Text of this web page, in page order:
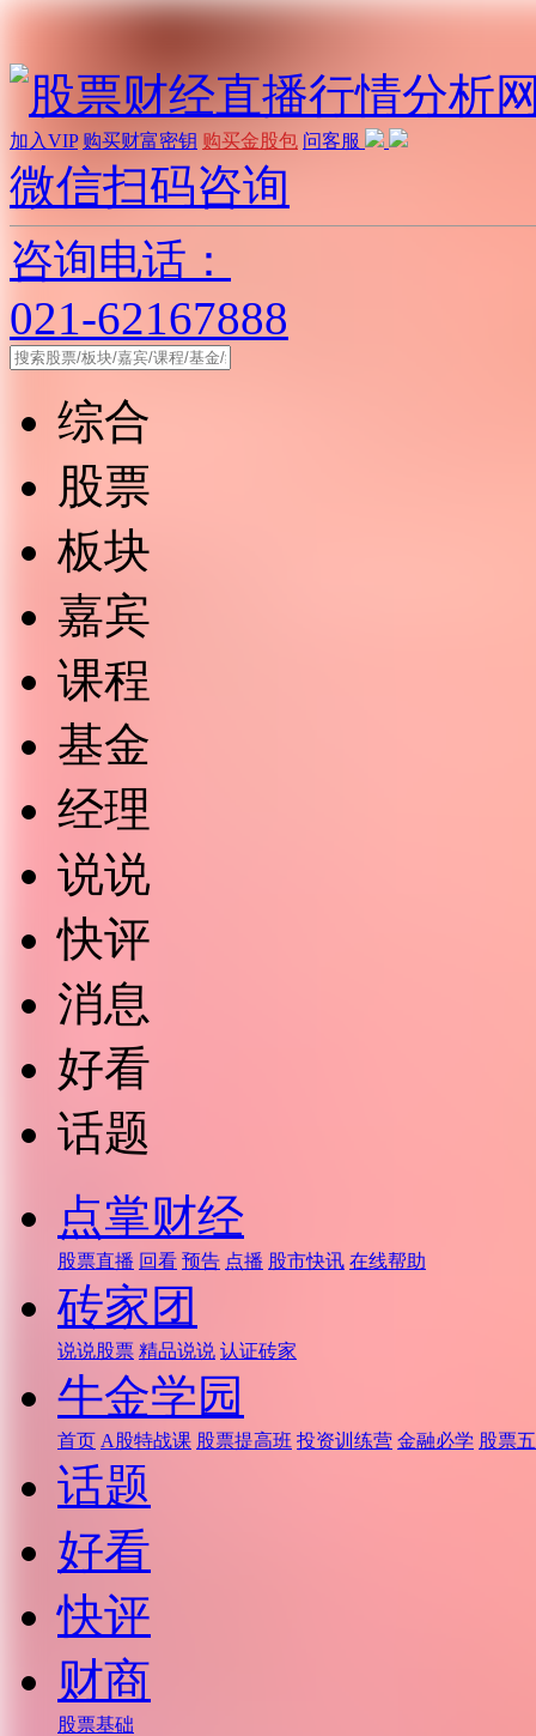
加入VIP 购买财富密钥 购买金股包 问客服
微信扫码咨询
咨询电话：
021-62167888
综合
股票
板块
嘉宾
课程
基金
经理
说说
快评
消息
好看
话题
点掌财经
股票直播 回看 预告 点播 股市快讯 在线帮助
砖家团
说说股票 精品说说 认证砖家
牛金学园
首页 A股特战课 股票提高班 投资训练营 金融必学 股票
话题
好看
快评
财商
股票基础